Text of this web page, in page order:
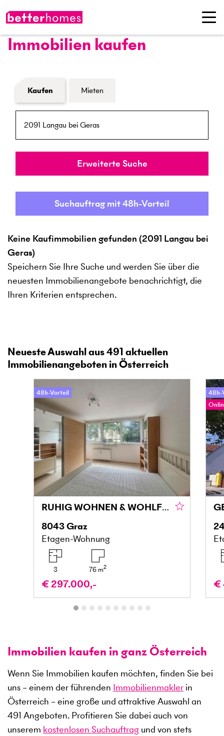
Immobilien kaufen
Formular Immobiliensuche
Kaufen Mieten
PLZ / Ort
Umkreis
Erweiterte Suche
Suchauftrag mit 48h-Vorteil
Keine Kaufimmobilien gefunden (2091 Langau bei
Geras)
Speichern Sie Ihre Suche und werden Sie über die
neuesten Immobilienangebote benachrichtigt, die
Ihren Kriterien entsprechen.
Neueste Auswahl aus491aktuellen
Immobilienangeboten in Österreich
48h-Vorteil
RUHIG WOHNEN & WOHLFÜHLEN MIT BALKON IN DER MARIATROSTERSTRASSE
8043Graz
Etagen-Wohnung
3 76 m2
€ 297.000,-
48h-
€
Immobilien kaufen in ganz Österreich
Wenn Sie Immobilien kaufen möchten, finden Sie bei
uns – einem der führenden Immobilienmakler in
Österreich – eine große und attraktive Auswahl an
491 Angeboten. Profitieren Sie dabei auch von
unserem kostenlosen Suchauftrag und von stets